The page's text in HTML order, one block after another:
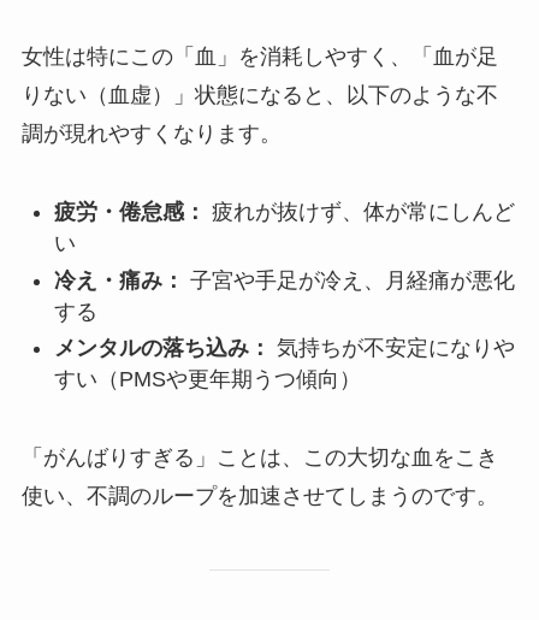
女性は特にこの「血」を消耗しやすく、「血が足
りない（血虚）」状態になると、以下のような不
調が現れやすくなります。
疲労・倦怠感： 疲れが抜けず、体が常にしんど
い
冷え・痛み： 子宮や手足が冷え、月経痛が悪化
する
メンタルの落ち込み： 気持ちが不安定になりや
すい（PMSや更年期うつ傾向）
「がんばりすぎる」ことは、この大切な血をこき
使い、不調のループを加速させてしまうのです。